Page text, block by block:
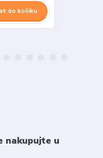
do košíku
nakupujte u